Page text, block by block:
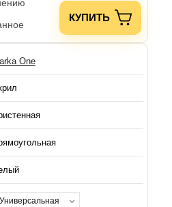
КУПИТЬ
One
Универсальная